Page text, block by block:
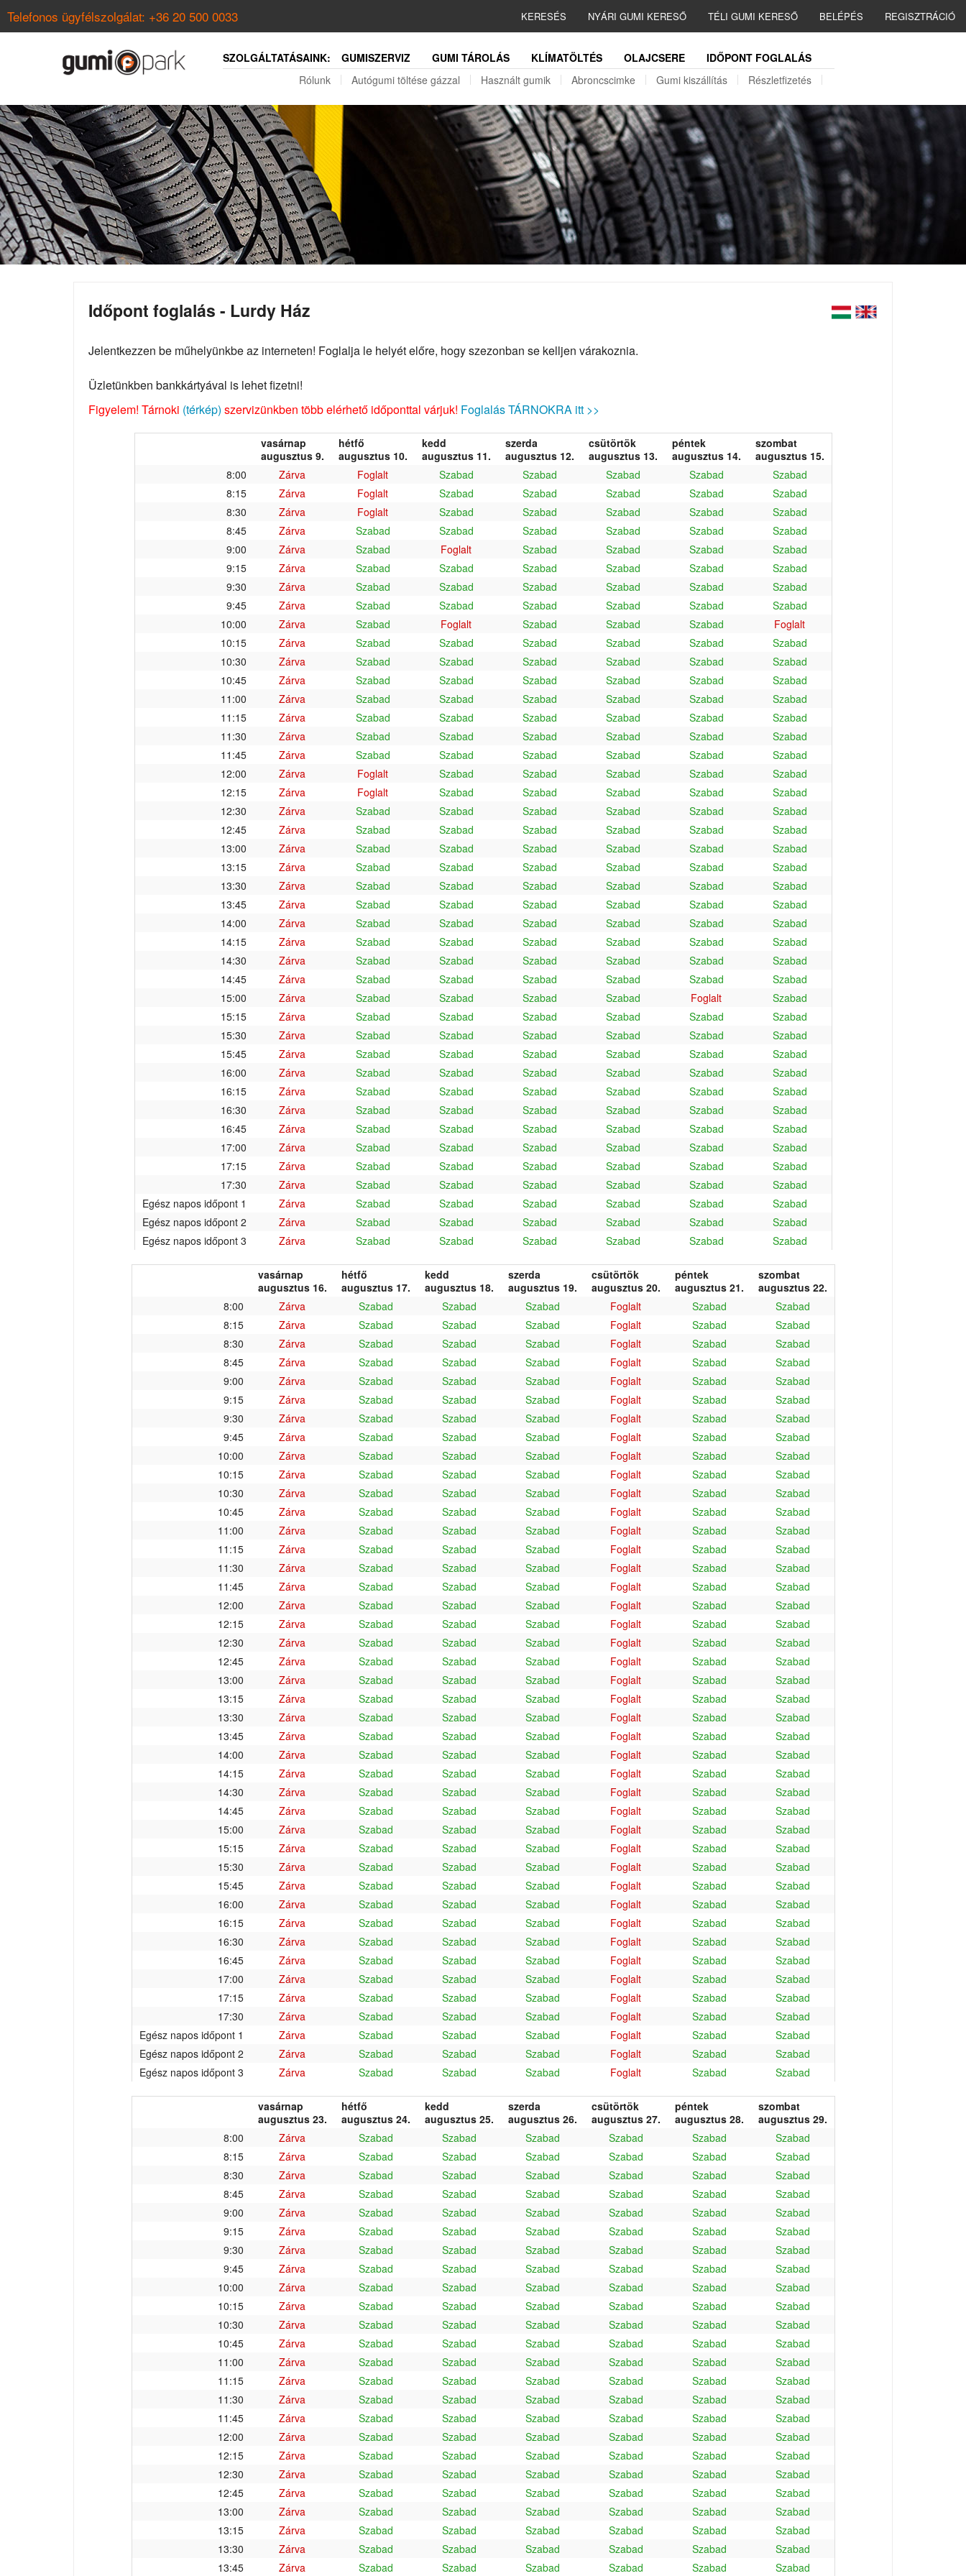
Telefonos ügyfélszolgálat: +36 20 500 0033 KERESÉS NYÁRI GUMI KERESŐ TÉLI GUMI KERESŐ BELÉPÉS REGISZTRÁCIÓ
SZOLGÁLTATÁSAINK: GUMISZERVIZ GUMI TÁROLÁS KLÍMATÖLTÉS OLAJCSERE
IDŐPONT FOGLALÁS
Rólunk
Autógumi töltése gázzal Használt gumik Abroncscimke Gumi kiszállítás Részletfizetés
Időpont foglalás - Lurdy Ház
Jelentkezzen be műhelyünkbe az interneten! Foglalja le helyét előre, hogy szezonban se kelljen várakoznia.
Üzletünkben bankkártyával is lehet fizetni!
Figyelem! Tárnoki (térkép) szervizünkben több elérhető időponttal várjuk! Foglalás TÁRNOKRA itt >>
vasárnap
augusztus 9.
hétfő
augusztus 10.
kedd
augusztus 11.
szerda
augusztus 12.
csütörtök
augusztus 13.
péntek
augusztus 14.
szombat
augusztus 15.
8:00
Zárva Foglalt Szabad Szabad Szabad Szabad
Szabad
8:15
Zárva Foglalt Szabad Szabad Szabad Szabad
Szabad
8:30
Zárva Foglalt Szabad Szabad Szabad Szabad
Szabad
8:45
Zárva Szabad Szabad Szabad Szabad Szabad
Szabad
9:00
Zárva Szabad Foglalt Szabad Szabad Szabad
Szabad
9:15
Zárva Szabad Szabad Szabad Szabad Szabad
Szabad
9:30
Zárva Szabad Szabad Szabad Szabad Szabad
Szabad
9:45
Zárva Szabad Szabad Szabad Szabad Szabad
Szabad
10:00
Zárva Szabad Foglalt Szabad Szabad Szabad
Foglalt
10:15
Zárva Szabad Szabad Szabad Szabad Szabad
Szabad
10:30
Zárva Szabad Szabad Szabad Szabad Szabad
Szabad
10:45
Zárva Szabad Szabad Szabad Szabad Szabad
Szabad
11:00
Zárva Szabad Szabad Szabad Szabad Szabad
Szabad
11:15
Zárva Szabad Szabad Szabad Szabad Szabad
Szabad
11:30
Zárva Szabad Szabad Szabad Szabad Szabad
Szabad
11:45
Zárva Szabad Szabad Szabad Szabad Szabad
Szabad
12:00
Zárva Foglalt Szabad Szabad Szabad Szabad
Szabad
12:15
Zárva Foglalt Szabad Szabad Szabad Szabad
Szabad
12:30
Zárva Szabad Szabad Szabad Szabad Szabad
Szabad
12:45
Zárva Szabad Szabad Szabad Szabad Szabad
Szabad
13:00
Zárva Szabad Szabad Szabad Szabad Szabad
Szabad
13:15
Zárva Szabad Szabad Szabad Szabad Szabad
Szabad
13:30
Zárva Szabad Szabad Szabad Szabad Szabad
Szabad
13:45
Zárva Szabad Szabad Szabad Szabad Szabad
Szabad
14:00
Zárva Szabad Szabad Szabad Szabad Szabad
Szabad
14:15
Zárva Szabad Szabad Szabad Szabad Szabad
Szabad
14:30
Zárva Szabad Szabad Szabad Szabad Szabad
Szabad
14:45
Zárva Szabad Szabad Szabad Szabad Szabad
Szabad
15:00
Zárva Szabad Szabad Szabad Szabad Foglalt
Szabad
15:15
Zárva Szabad Szabad Szabad Szabad Szabad
Szabad
15:30
Zárva Szabad Szabad Szabad Szabad Szabad
Szabad
15:45
Zárva Szabad Szabad Szabad Szabad Szabad
Szabad
16:00
Zárva Szabad Szabad Szabad Szabad Szabad
Szabad
16:15
Zárva Szabad Szabad Szabad Szabad Szabad
Szabad
16:30
Zárva Szabad Szabad Szabad Szabad Szabad
Szabad
16:45
Zárva Szabad Szabad Szabad Szabad Szabad
Szabad
17:00
Zárva Szabad Szabad Szabad Szabad Szabad
Szabad
17:15
Zárva Szabad Szabad Szabad Szabad Szabad
Szabad
17:30
Zárva Szabad Szabad Szabad Szabad Szabad
Szabad
Egész napos időpont 1
Zárva Szabad Szabad Szabad Szabad Szabad
Szabad
Egész napos időpont 2
Zárva Szabad Szabad Szabad Szabad Szabad
Szabad
Egész napos időpont 3
Zárva Szabad Szabad Szabad Szabad Szabad Szabad
vasárnap
augusztus 16.
hétfő
augusztus 17.
kedd
augusztus 18.
szerda
augusztus 19.
csütörtök
augusztus 20.
péntek
augusztus 21.
szombat
augusztus 22.
8:00
Zárva Szabad Szabad Szabad Foglalt Szabad
Szabad
8:15
Zárva Szabad Szabad Szabad Foglalt Szabad
Szabad
8:30
Zárva Szabad Szabad Szabad Foglalt Szabad
Szabad
8:45
Zárva Szabad Szabad Szabad Foglalt Szabad
Szabad
9:00
Zárva Szabad Szabad Szabad Foglalt Szabad
Szabad
9:15
Zárva Szabad Szabad Szabad Foglalt Szabad
Szabad
9:30
Zárva Szabad Szabad Szabad Foglalt Szabad
Szabad
9:45
Zárva Szabad Szabad Szabad Foglalt Szabad
Szabad
10:00
Zárva Szabad Szabad Szabad Foglalt Szabad
Szabad
10:15
Zárva Szabad Szabad Szabad Foglalt Szabad
Szabad
10:30
Zárva Szabad Szabad Szabad Foglalt Szabad
Szabad
10:45
Zárva Szabad Szabad Szabad Foglalt Szabad
Szabad
11:00
Zárva Szabad Szabad Szabad Foglalt Szabad
Szabad
11:15
Zárva Szabad Szabad Szabad Foglalt Szabad
Szabad
11:30
Zárva Szabad Szabad Szabad Foglalt Szabad
Szabad
11:45
Zárva Szabad Szabad Szabad Foglalt Szabad
Szabad
12:00
Zárva Szabad Szabad Szabad Foglalt Szabad
Szabad
12:15
Zárva Szabad Szabad Szabad Foglalt Szabad
Szabad
12:30
Zárva Szabad Szabad Szabad Foglalt Szabad
Szabad
12:45
Zárva Szabad Szabad Szabad Foglalt Szabad
Szabad
13:00
Zárva Szabad Szabad Szabad Foglalt Szabad
Szabad
13:15
Zárva Szabad Szabad Szabad Foglalt Szabad
Szabad
13:30
Zárva Szabad Szabad Szabad Foglalt Szabad
Szabad
13:45
Zárva Szabad Szabad Szabad Foglalt Szabad
Szabad
14:00
Zárva Szabad Szabad Szabad Foglalt Szabad
Szabad
14:15
Zárva Szabad Szabad Szabad Foglalt Szabad
Szabad
14:30
Zárva Szabad Szabad Szabad Foglalt Szabad
Szabad
14:45
Zárva Szabad Szabad Szabad Foglalt Szabad
Szabad
15:00
Zárva Szabad Szabad Szabad Foglalt Szabad
Szabad
15:15
Zárva Szabad Szabad Szabad Foglalt Szabad
Szabad
15:30
Zárva Szabad Szabad Szabad Foglalt Szabad
Szabad
15:45
Zárva Szabad Szabad Szabad Foglalt Szabad
Szabad
16:00
Zárva Szabad Szabad Szabad Foglalt Szabad
Szabad
16:15
Zárva Szabad Szabad Szabad Foglalt Szabad
Szabad
16:30
Zárva Szabad Szabad Szabad Foglalt Szabad
Szabad
16:45
Zárva Szabad Szabad Szabad Foglalt Szabad
Szabad
17:00
Zárva Szabad Szabad Szabad Foglalt Szabad
Szabad
17:15
Zárva Szabad Szabad Szabad Foglalt Szabad
Szabad
17:30
Zárva Szabad Szabad Szabad Foglalt Szabad
Szabad
Egész napos időpont 1
Zárva Szabad Szabad Szabad Foglalt Szabad
Szabad
Egész napos időpont 2
Zárva Szabad Szabad Szabad Foglalt Szabad
Szabad
Egész napos időpont 3
Zárva Szabad Szabad Szabad Foglalt Szabad Szabad
vasárnap
augusztus 23.
hétfő
augusztus 24.
kedd
augusztus 25.
szerda
augusztus 26.
csütörtök
augusztus 27.
péntek
augusztus 28.
szombat
augusztus 29.
8:00
Zárva Szabad Szabad Szabad Szabad Szabad
Szabad
8:15
Zárva Szabad Szabad Szabad Szabad Szabad
Szabad
8:30
Zárva Szabad Szabad Szabad Szabad Szabad
Szabad
8:45
Zárva Szabad Szabad Szabad Szabad Szabad
Szabad
9:00
Zárva Szabad Szabad Szabad Szabad Szabad
Szabad
9:15
Zárva Szabad Szabad Szabad Szabad Szabad
Szabad
9:30
Zárva Szabad Szabad Szabad Szabad Szabad
Szabad
9:45
Zárva Szabad Szabad Szabad Szabad Szabad
Szabad
10:00
Zárva Szabad Szabad Szabad Szabad Szabad
Szabad
10:15
Zárva Szabad Szabad Szabad Szabad Szabad
Szabad
10:30
Zárva Szabad Szabad Szabad Szabad Szabad
Szabad
10:45
Zárva Szabad Szabad Szabad Szabad Szabad
Szabad
11:00
Zárva Szabad Szabad Szabad Szabad Szabad
Szabad
11:15
Zárva Szabad Szabad Szabad Szabad Szabad
Szabad
11:30
Zárva Szabad Szabad Szabad Szabad Szabad
Szabad
11:45
Zárva Szabad Szabad Szabad Szabad Szabad
Szabad
12:00
Zárva Szabad Szabad Szabad Szabad Szabad
Szabad
12:15
Zárva Szabad Szabad Szabad Szabad Szabad
Szabad
12:30
Zárva Szabad Szabad Szabad Szabad Szabad
Szabad
12:45
Zárva Szabad Szabad Szabad Szabad Szabad
Szabad
13:00
Zárva Szabad Szabad Szabad Szabad Szabad
Szabad
13:15
Zárva Szabad Szabad Szabad Szabad Szabad
Szabad
13:30
Zárva Szabad Szabad Szabad Szabad Szabad
Szabad
13:45
Zárva Szabad Szabad Szabad Szabad Szabad Szabad